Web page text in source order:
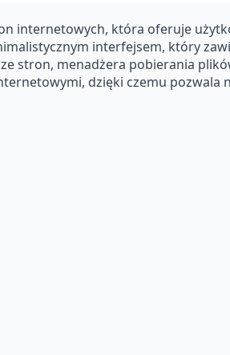
internetowych, która oferuje
interfejsem, który
stron, menadżera pobierania
dzięki czemu